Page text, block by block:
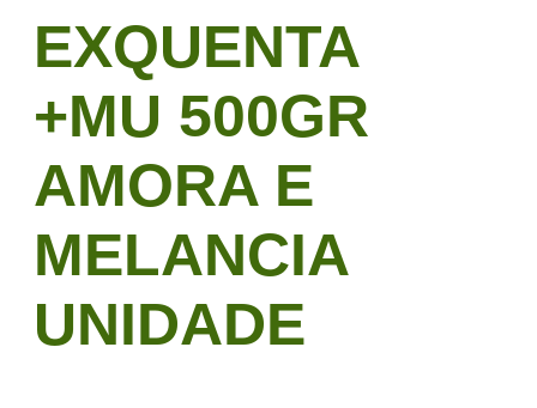
EXQUENTA
+MU 500GR
AMORA E
MELANCIA
UNIDADE